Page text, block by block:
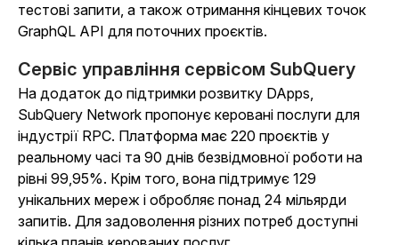
тестові запити, а також отримання кінцевих точок
GraphQL API для поточних проєктів.
Сервіс управління сервісом SubQuery
На додаток до підтримки розвитку DApps,
SubQuery Network пропонує керовані послуги для
індустрії RPC. Платформа має 220 проєктів у
реальному часі та 90 днів безвідмовної роботи на
рівні 99,95%. Крім того, вона підтримує 129
унікальних мереж і обробляє понад 24 мільярди
запитів. Для задоволення різних потреб доступні